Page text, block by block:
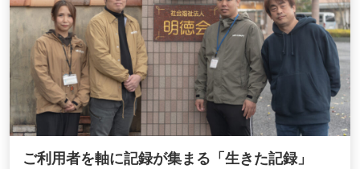
ご利用者を軸に記録が集まる「生きた記録」